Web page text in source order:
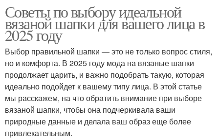
Советы по выбору идеальной
вязаной шапки для вашего лица в
2025 году
Выбор правильной шапки — это не только вопрос стиля,
но и комфорта. В 2025 году мода на вязаные шапки
продолжает царить, и важно подобрать такую, которая
идеально подойдет к вашему типу лица. В этой статье
мы расскажем, на что обратить внимание при выборе
вязаной шапки, чтобы она подчеркивала ваши
природные данные и делала ваш образ еще более
привлекательным.